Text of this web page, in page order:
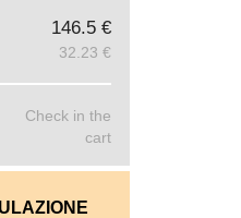
146.5 €
32.23 €
Check in the
cart